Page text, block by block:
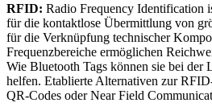
RFID: Radio Frequency Identification
für die kontaktlose Übermittlung von
für die Verknüpfung technischer
Frequenzbereiche ermöglichen
Wie Bluetooth Tags können sie bei der
helfen. Etablierte Alternativen zur
QR-Codes oder Near Field